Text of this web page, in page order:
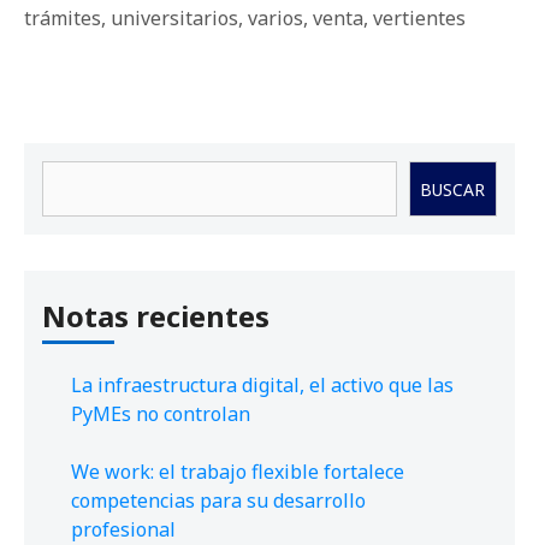
trámites, universitarios, varios, venta, vertientes
BUSCAR
Notas recientes
La infraestructura digital, el activo que las
PyMEs no controlan
We work: el trabajo flexible fortalece
competencias para su desarrollo
profesional